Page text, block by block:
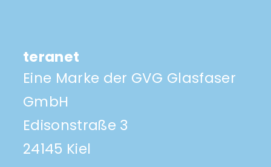
teranet
Eine Marke der GVG Glasfaser
GmbH
Edisonstraße 3
24145 Kiel